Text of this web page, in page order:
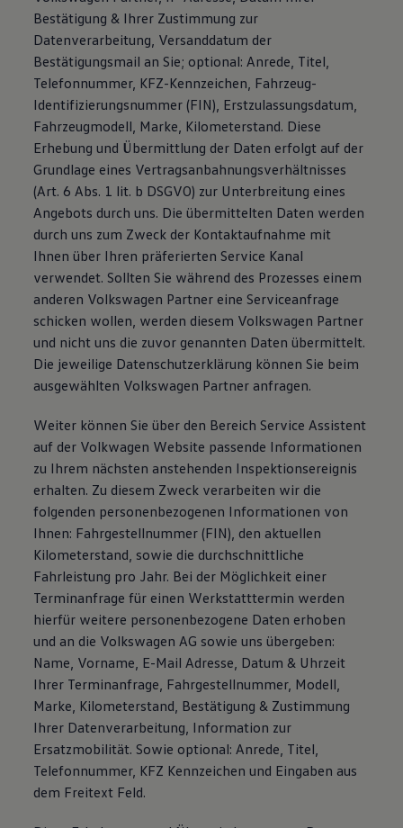
Bestätigung & Ihrer Zustimmung zur
Datenverarbeitung, Versanddatum der
Bestätigungsmail an Sie; optional: Anrede, Titel,
Telefonnummer, KFZ-Kennzeichen, Fahrzeug-
Identifizierungsnummer (FIN), Erstzulassungsdatum,
Fahrzeugmodell, Marke, Kilometerstand. Diese
Erhebung und Übermittlung der Daten erfolgt auf der
Grundlage eines Vertragsanbahnungsverhältnisses
(Art. 6 Abs. 1 lit. b DSGVO) zur Unterbreitung eines
Angebots durch uns. Die übermittelten Daten werden
durch uns zum Zweck der Kontaktaufnahme mit
Ihnen über Ihren präferierten Service Kanal
verwendet. Sollten Sie während des Prozesses einem
anderen Volkswagen Partner eine Serviceanfrage
schicken wollen, werden diesem Volkswagen Partner
und nicht uns die zuvor genannten Daten übermittelt.
Die jeweilige Datenschutzerklärung können Sie beim
ausgewählten Volkswagen Partner anfragen.
Weiter können Sie über den Bereich Service Assistent
auf der Volkwagen Website passende Informationen
zu Ihrem nächsten anstehenden Inspektionsereignis
erhalten. Zu diesem Zweck verarbeiten wir die
folgenden personenbezogenen Informationen von
Ihnen: Fahrgestellnummer (FIN), den aktuellen
Kilometerstand, sowie die durchschnittliche
Fahrleistung pro Jahr. Bei der Möglichkeit einer
Terminanfrage für einen Werkstatttermin werden
hierfür weitere personenbezogene Daten erhoben
und an die Volkswagen AG sowie uns übergeben:
Name, Vorname, E-Mail Adresse, Datum & Uhrzeit
Ihrer Terminanfrage, Fahrgestellnummer, Modell,
Marke, Kilometerstand, Bestätigung & Zustimmung
Ihrer Datenverarbeitung, Information zur
Ersatzmobilität. Sowie optional: Anrede, Titel,
Telefonnummer, KFZ Kennzeichen und Eingaben aus
dem Freitext Feld.